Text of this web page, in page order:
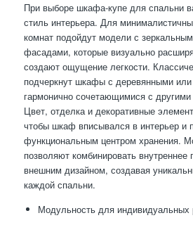
При выборе шкафа-купе для спальни
стиль интерьера. Для
комнат подойдут модели с
фасадами, которые визуально
создают ощущение легкости.
подчеркнут шкафы с деревянными
гармонично сочетающимися с
Цвет, отделка и декоративные
чтобы шкаф вписывался в интерьер и
функциональным центром хранения.
позволяют комбинировать внутреннее
внешним дизайном, создавая
каждой спальни.
Модульность для индивидуальных